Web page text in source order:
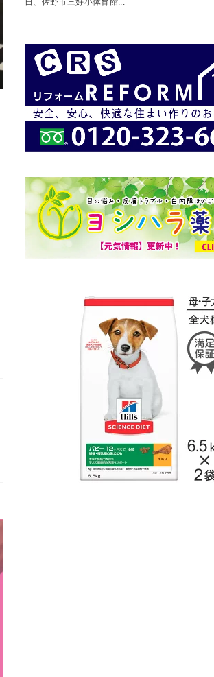
日、佐野市三好小体育館...